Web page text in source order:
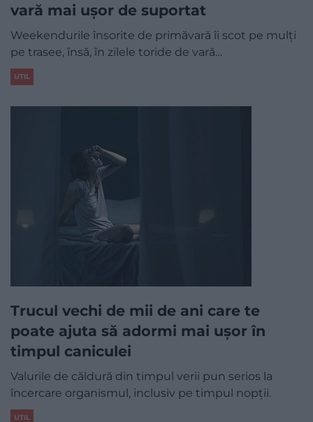
vară mai ușor de suportat
Weekendurile însorite de primăvară îi scot pe mulți
pe trasee, însă, în zilele toride de vară…
UTIL
Trucul vechi de mii de ani care te
poate ajuta să adormi mai ușor în
timpul caniculei
Valurile de căldură din timpul verii pun serios la
încercare organismul, inclusiv pe timpul nopții.
UTIL